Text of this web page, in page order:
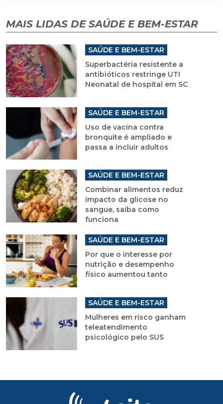
MAIS LIDAS DE SAÚDE E BEM-ESTAR
SAÚDE E BEM-ESTAR
Superbactéria resistente a
antibióticos restringe UTI
Neonatal de hospital em SC
SAÚDE E BEM-ESTAR
Uso de vacina contra
bronquite é ampliado e
passa a incluir adultos
SAÚDE E BEM-ESTAR
Combinar alimentos reduz
impacto da glicose no
sangue, saiba como
funciona
SAÚDE E BEM-ESTAR
Por que o interesse por
nutrição e desempenho
físico aumentou tanto
SAÚDE E BEM-ESTAR
Mulheres em risco ganham
teleatendimento
psicológico pelo SUS